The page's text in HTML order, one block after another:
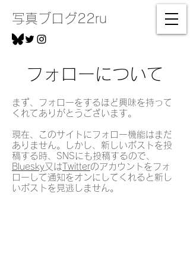
写真ブログ22ru
フォローについて
まず、フォローをするほど興味を持って
くれてありがとうございます。
現在、このサイトにフォロー機能はまだ
ありません。しかし、新しいポストを投
稿する時、SNSにも投稿するので、
Bluesky 又は Twitterのアカウントをフォ
ローして通知をオンにしてくれると新し
いポストを見逃しません。